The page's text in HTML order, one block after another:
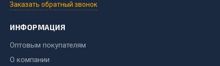
Система питания
Система выпуска газа
Система охлаждения
Заказать обратный звонок
ИНФОРМАЦИЯ
Оптовым покупателям
О компании